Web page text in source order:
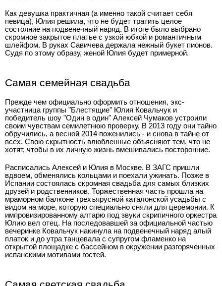
Как девушка практичная (а именно такой считает себя
певица), Юлия решила, что не будет тратить целое
состояние на подвенечный наряд. В итоге было выбрано
скромное закрытое платье с узкой юбкой и романтичным
шлейфом. В руках Савичева держала нежный букет пионов.
Судя по этому образу, женой Юлия будет примерной.
Самая семейная свадьба
Прежде чем официально оформить отношения, экс-
участница группы "Блестящие" Юлия Ковальчук и
победитель шоу "Один в один" Алексей Чумаков устроили
своим чувствам семилетнюю проверку. В 2013 году они тайно
обручились, а весной 2014 поженились - и снова в тайне от
всех. Свою скрытность влюбленные объясняют тем, что не
хотят, чтобы в их личную жизнь вмешивались посторонние.
Расписались Алексей и Юлия в Москве. В ЗАГС пришли
вдвоем, обменялись кольцами и поехали ужинать. Позже в
Испании состоялась скромная свадьба для самых близких
друзей и родственников. Торжественная часть прошла на
мраморном балконе трехъярусной каталонской усадьбы с
видом на море, которую специально сняли для церемонии. К
импровизированному алтарю под звуки скрипичного оркестра
Юлию вел отец. На последовавшей за официальной частью
вечеринке Ковальчук накинула на подвенечный наряд алый
платок и до утра танцевала с супругом фламенко на
открытой площадке с бассейном в окружении разгоряченных
испанскими мотивами гостей.